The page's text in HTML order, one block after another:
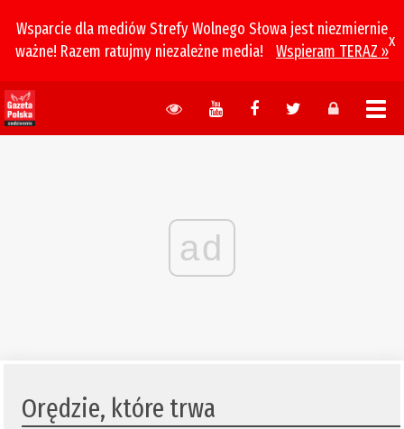
Wsparcie dla mediów Strefy Wolnego Słowa jest niezmiernie
ważne! Razem ratujmy niezależne media!
Wspieram TERAZ »
x
ad
Orędzie, które trwa